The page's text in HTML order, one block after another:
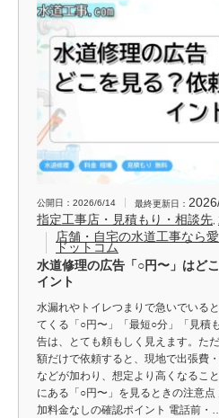
公開日：2026/6/14 最終更新日：
指定工事店・見積もり・相談先
店舗・自宅の水道工事なら
ドットコム
水道修理の広告「○円〜」はど
イント
水漏れやトイレつまりで急いでいる
てくる「○円〜」「最短○分」「見積
告は、とても頼もしく見えます。た
額だけで依頼すると、現地で出張費
などが加わり、想定より高くなるこ
にある「○円〜」を見るときの注意
加料金なしの確認ポイント 電話前・…